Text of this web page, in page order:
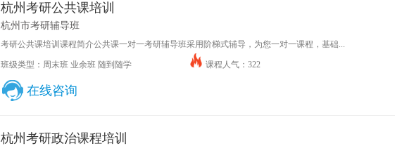
杭州考研公共课培训
杭州市考研辅导班
考研公共课培训课程简介公共课一对一考研辅导班采用阶梯式辅导，为您一对一课程，基础...
班级类型：周末班 业余班 随到随学 课程人气：322
在线咨询
杭州考研政治课程培训